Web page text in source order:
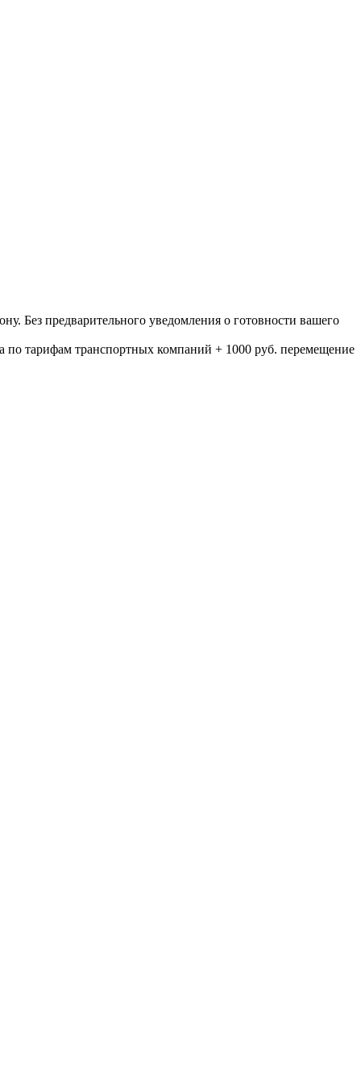
Без предварительного уведомления о готовности вашего
тарифам транспортных компаний + 1000 руб. перемещение